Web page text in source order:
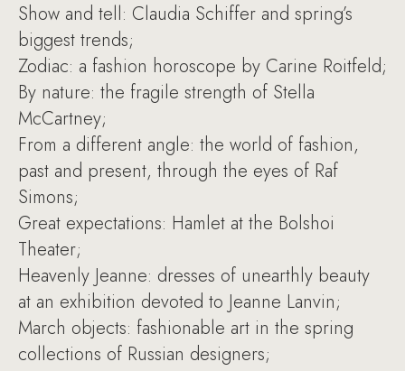
Show and tell: Claudia Schiffer and spring’s
biggest trends;
Zodiac: a fashion horoscope by Carine Roitfeld;
By nature: the fragile strength of Stella
McCartney;
From a different angle: the world of fashion,
past and present, through the eyes of Raf
Simons;
Great expectations: Hamlet at the Bolshoi
Theater;
Heavenly Jeanne: dresses of unearthly beauty
at an exhibition devoted to Jeanne Lanvin;
March objects: fashionable art in the spring
collections of Russian designers;